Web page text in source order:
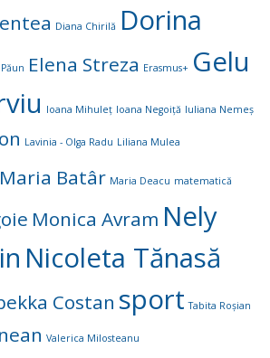
Diana Chirilă Dorina
Elena Streza Erasmus+ Gelu
Ioana Mihuleț Ioana Negoiță Iuliana Nemeș
Lavinia - Olga Radu Liliana Mulea
Maria Batâr Maria Deacu matematică
Monica Avram Nely
Nicoleta Tănasă
Costan sport Tabita Roșian
Valerica Milosteanu